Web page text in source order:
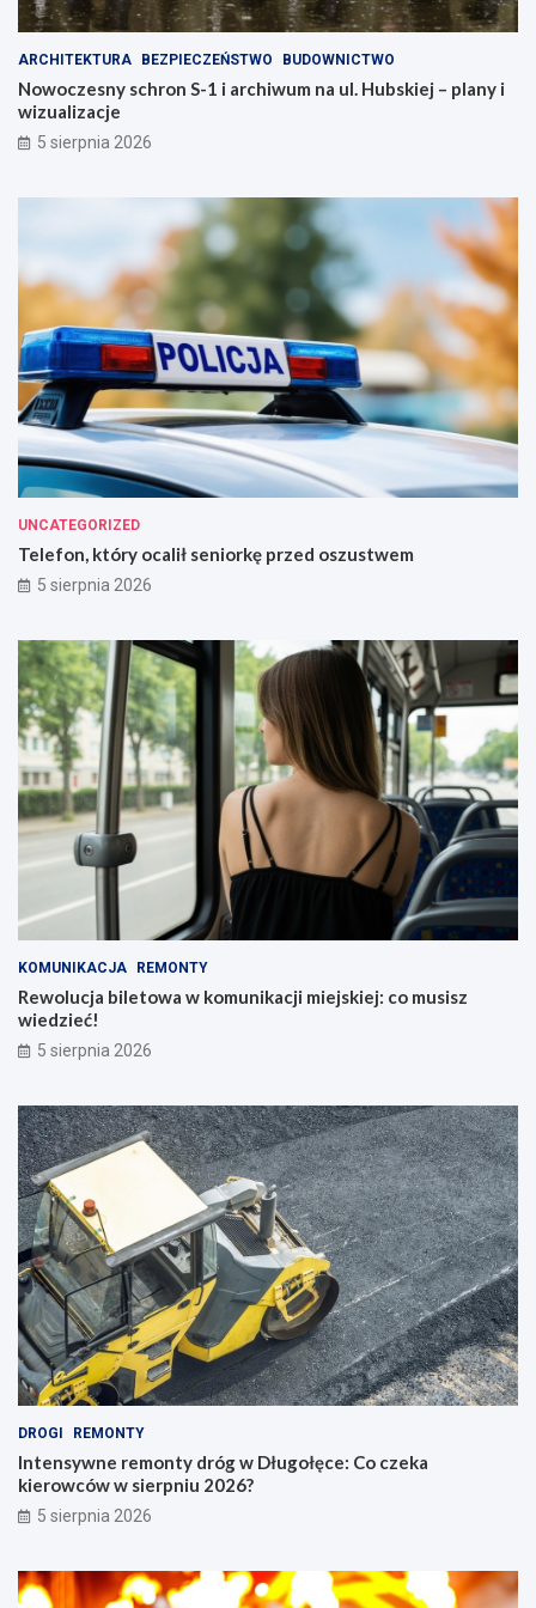
i
s
t
o
!
o
e
z
d
r
i
ARCHITEKTURA BEZPIECZEŃSTWO BUDOWNICTWO
Nowoczesny schron S-1 i archiwum na ul. Hubskiej – plany i
wizualizacje
5 sierpnia 2026
UNCATEGORIZED
Telefon, który ocalił seniorkę przed oszustwem
5 sierpnia 2026
KOMUNIKACJA REMONTY
Rewolucja biletowa w komunikacji miejskiej: co musisz
wiedzieć!
5 sierpnia 2026
DROGI REMONTY
Intensywne remonty dróg w Długołęce: Co czeka
kierowców w sierpniu 2026?
5 sierpnia 2026